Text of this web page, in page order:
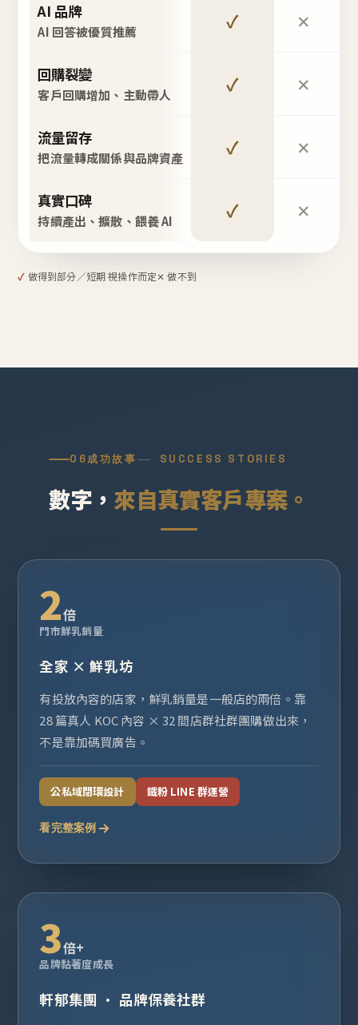
AI 品牌
AI 回答被優質推薦 ✓ ✕
回購裂變
客戶回購增加、主動帶人 ✓ ✕
流量留存
把流量轉成關係與品牌資產 ✓ ✕
真實口碑
持續產出、擴散、餵養 AI ✓ ✕
✓ 做得到部分／短期 視操作而定✕ 做不到
06成功故事 SUCCESS STORIES
數字， 來自真實客戶專案。
2倍
門市鮮乳銷量
全家 × 鮮乳坊
有投放內容的店家，鮮乳銷量是一般店的兩倍。靠
28 篇真人 KOC 內容 × 32 間店群社群團購做出來，
不是靠加碼買廣告。
公私域閉環設計 鐵粉 LINE 群運營
看完整案例
3倍+
品牌黏著度成長
軒郁集團 · 品牌保養社群